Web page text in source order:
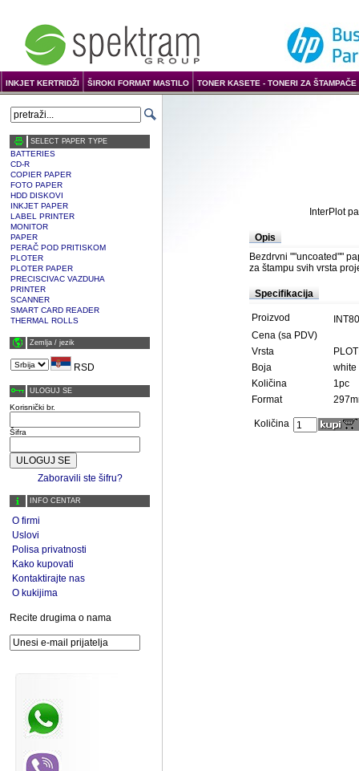
INKJET KERTRIDŽI ŠIROKI FORMAT MASTILO TONER KASETE - TONERI ZA
SELECT PAPER TYPE
BATTERIES
CD-R
COPIER PAPER
FOTO PAPER
HDD DISKOVI
INKJET PAPER
LABEL PRINTER
MONITOR
PAPER
PERAČ POD PRITISKOM
PLOTER
PLOTER PAPER
PRECISCIVAC VAZDUHA
PRINTER
SCANNER
SMART CARD READER
THERMAL ROLLS
Zemlja / јezik
RSD
ULOGUJ SE
Korisnički br.
Šifra
Zaboravili ste šifru?
INFO CENTAR
O firmi
Uslovi
Polisa privatnosti
Kako kupovati
Kontaktirajte nas
O kukijima
Recite drugima o nama
InterPlot
Opis
Bezdrvni ""uncoated""
za štampu svih vrsta
Specifikacija
Proizvod
Cena (sa PDV)
Vrsta
Boja
white
Količina
1pc
Format
Količina